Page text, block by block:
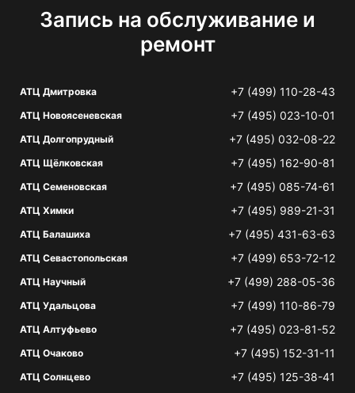
Запись на обслуживание и
ремонт
АТЦ Дмитровка +7 (499) 110-28-43
АТЦ Новоясеневская +7 (495) 023-10-01
АТЦ Долгопрудный +7 (495) 032-08-22
АТЦ Щёлковская +7 (495) 162-90-81
АТЦ Семеновская +7 (495) 085-74-61
АТЦ Химки +7 (495) 989-21-31
АТЦ Балашиха +7 (495) 431-63-63
АТЦ Севастопольская +7 (499) 653-72-12
АТЦ Научный +7 (499) 288-05-36
АТЦ Удальцова +7 (499) 110-86-79
АТЦ Алтуфьево +7 (495) 023-81-52
АТЦ Очаково +7 (495) 152-31-11
АТЦ Солнцево +7 (495) 125-38-41